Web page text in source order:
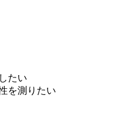
たい
を測りたい